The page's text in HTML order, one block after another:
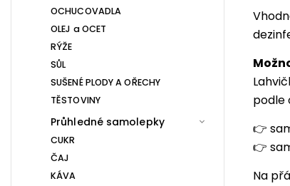
OCHUCOVADLA
OLEJ a OCET
RÝŽE
SŮL
SUŠENÉ PLODY A OŘECHY
TĚSTOVINY
Průhledné samolepky
CUKR
ČAJ
KÁVA
podle
👉
👉
Na